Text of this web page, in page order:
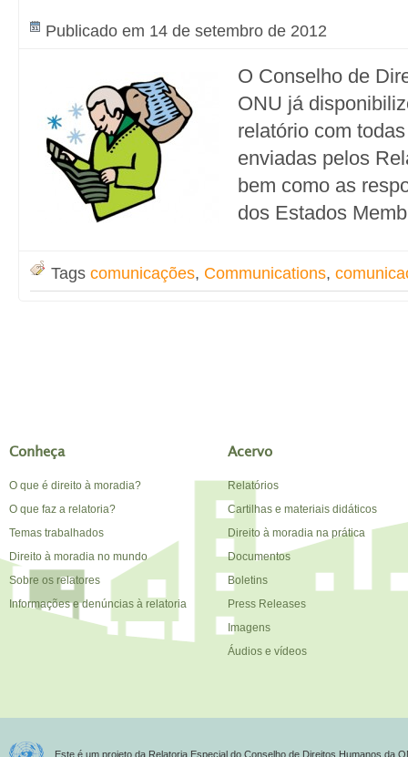
Publicado em 14 de setembro de 2012
O Conselho de
ONU já
relatório com
enviadas pelos
bem como as
dos Estados
Tags comunicações, Communications,
Conheça
O que é direito à moradia?
O que faz a relatoria?
Temas trabalhados
Direito à moradia no mundo
Sobre os relatores
Informações e denúncias à relatoria
Acervo
Relatórios
Cartilhas e materiais didáticos
Direito à moradia na prática
Documentos
Boletins
Press Releases
Imagens
Áudios e vídeos
Este é um projeto da Relatoria Especial do Conselho de Direitos Humanos da